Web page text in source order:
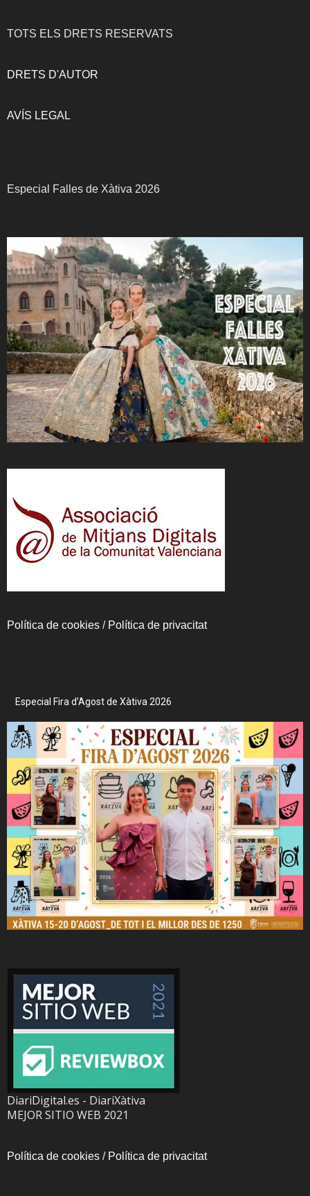
TOTS ELS DRETS RESERVATS
DRETS D'AUTOR
AVÍS LEGAL
Especial Falles de Xàtiva 2026
Política de cookies / Política de privacitat
Especial Fira d’Agost de Xàtiva 2026
DiariDigital.es - DiariXàtiva
MEJOR SITIO WEB 2021
Política de cookies / Política de privacitat